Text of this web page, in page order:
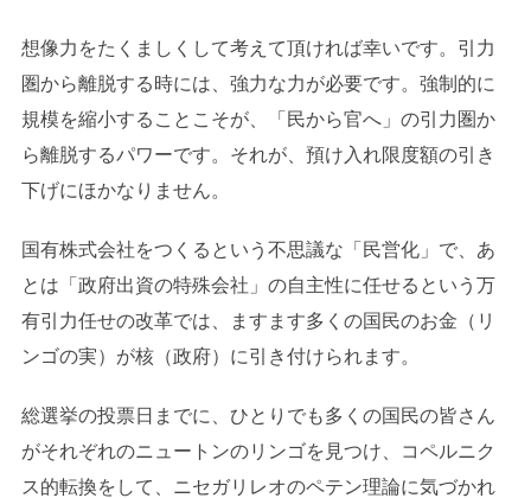
想像力をたくましくして考えて頂ければ幸いです。引力
圏から離脱する時には、強力な力が必要です。強制的に
規模を縮小することこそが、「民から官へ」の引力圏か
ら離脱するパワーです。それが、預け入れ限度額の引き
下げにほかなりません。
国有株式会社をつくるという不思議な「民営化」で、あ
とは「政府出資の特殊会社」の自主性に任せるという万
有引力任せの改革では、ますます多くの国民のお金（リ
ンゴの実）が核（政府）に引き付けられます。
総選挙の投票日までに、ひとりでも多くの国民の皆さん
がそれぞれのニュートンのリンゴを見つけ、コペルニク
ス的転換をして、ニセガリレオのペテン理論に気づかれ